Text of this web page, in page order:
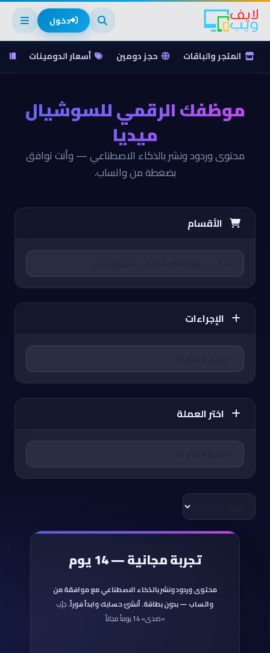
دخول
المتجر والباقات حجز دومين أسعار الدومينات
موظفك الرقمي للسوشيال
ميديا
محتوى وردود ونشر بالذكاء الاصطناعي — وأنت توافق
بضغطة من واتساب.
الأقسام
الإجراءات
اختر العملة
تجربة مجانية — 14 يوم
محتوى وردود ونشر بالذكاء الاصطناعي مع موافقة من
واتساب — بدون بطاقة. أنشئ حسابك وابدأ فوراً.جرّب
«صدى» 14 يوماً مجاناً